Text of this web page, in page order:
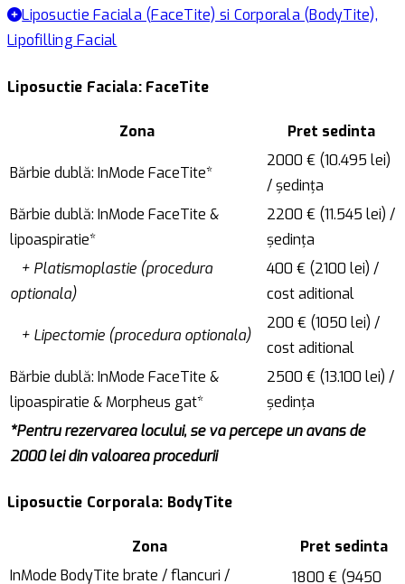
Liposuctie Faciala (FaceTite) si Corporala (BodyTite),
Lipofilling Facial
Liposuctie Faciala: FaceTite
Zona Pret sedinta
Bărbie dublă: InMode FaceTite*
2000 € (10.495 lei)
/ ședința
Bărbie dublă: InMode FaceTite &
lipoaspiratie*
2200 € (11.545 lei) /
ședința
+ Platismoplastie (procedura
optionala)
400 € (2100 lei) /
cost aditional
+ Lipectomie (procedura optionala)
200 € (1050 lei) /
cost aditional
Bărbie dublă: InMode FaceTite &
lipoaspiratie & Morpheus gat*
2500 € (13.100 lei) /
ședința
*Pentru rezervarea locului, se va percepe un avans de
2000 lei din valoarea procedurii
Liposuctie Corporala: BodyTite
Zona
Pret sedinta
InMode BodyTite brate / flancuri /
1800 € (9450